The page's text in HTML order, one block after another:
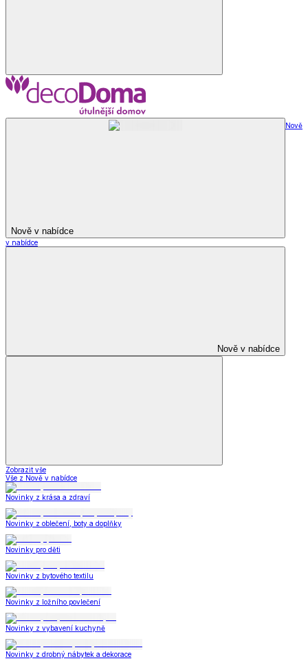
Nově v nabídce
Nově
v nabídce
Nově v nabídce
Zobrazit vše
Vše z Nově v nabídce
Novinky z krása a zdraví
Novinky z oblečení, boty a doplňky
Novinky pro děti
Novinky z bytového textilu
Novinky z ložního povlečení
Novinky z vybavení kuchyně
Novinky z drobný nábytek a dekorace